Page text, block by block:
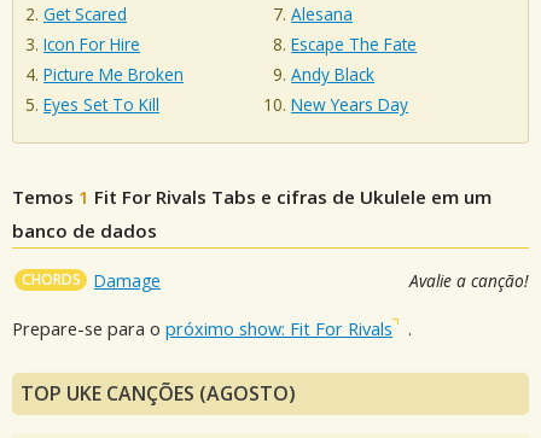
Get Scared
Icon For Hire
Picture Me Broken
Eyes Set To Kill
Alesana
Escape The Fate
Andy Black
New Years Day
Temos 1 Fit For Rivals Tabs e cifras de Ukulele em um
banco de dados
CHORDS Damage Avalie a canção!
Prepare-se para o próximo show: Fit For Rivals .
TOP UKE CANÇÕES (AGOSTO)